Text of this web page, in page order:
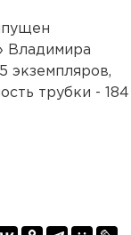
Владимира
экземпляров,
трубки - 184